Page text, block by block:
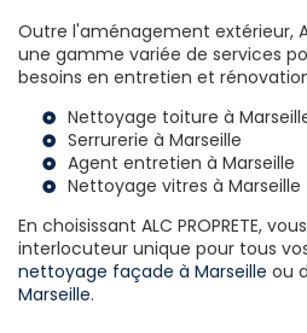
Outre l'aménagement extérieur,
une gamme variée de services
besoins en entretien et
Nettoyage toiture à
Serrurerie à Marseille
Agent entretien à Marseille
Nettoyage vitres à Marseille
En choisissant ALC PROPRETE,
interlocuteur unique pour tous
nettoyage façade à Marseille ou
Marseille.